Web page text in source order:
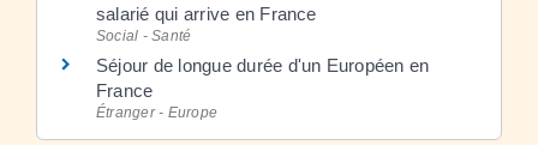
salarié qui arrive en France
Social - Santé
Séjour de longue durée d'un Européen en
France
Étranger - Europe